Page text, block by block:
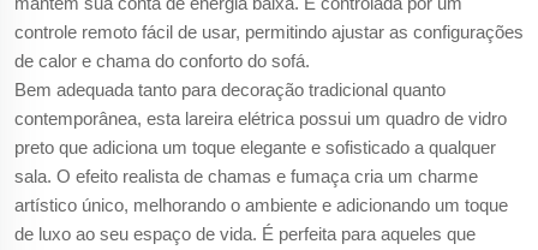
controle remoto fácil de usar, permitindo ajustar as configurações
de calor e chama do conforto do sofá.
Bem adequada tanto para decoração tradicional quanto
contemporânea, esta lareira elétrica possui um quadro de vidro
preto que adiciona um toque elegante e sofisticado a qualquer
sala. O efeito realista de chamas e fumaça cria um charme
artístico único, melhorando o ambiente e adicionando um toque
de luxo ao seu espaço de vida. É perfeita para aqueles que